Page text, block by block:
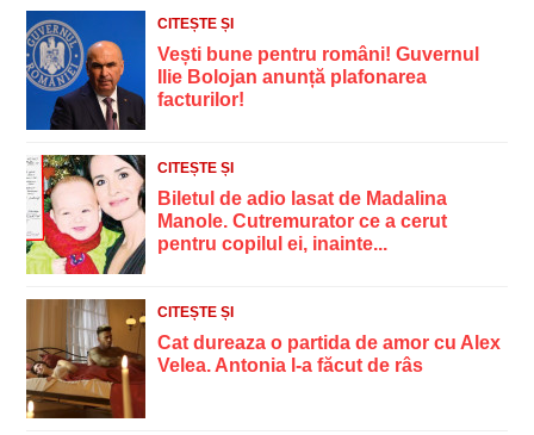
CITEȘTE ȘI
Vești bune pentru români! Guvernul
Ilie Bolojan anunță plafonarea
facturilor!
CITEȘTE ȘI
Biletul de adio lasat de Madalina
Manole. Cutremurator ce a cerut
pentru copilul ei, inainte...
CITEȘTE ȘI
Cat dureaza o partida de amor cu Alex
Velea. Antonia l-a făcut de râs